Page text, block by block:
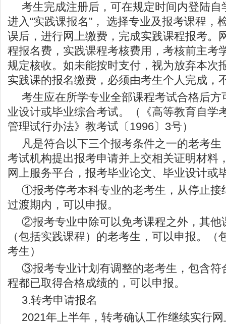
考生完成注册后，可在规定时间内登陆自
进入“实践课报名”， 选择专业及报考课程，
误后，进行网上缴费，完成实践课程报考。
程报名费，实践课程考核费用，考核前主考
规定核收。如未能按时支付，视为放弃本次
实践课的报名缴费，必须由考生个人完成，
考生应在所学专业全部课程考试合格后方
业设计或毕业综合考试。（《高等教育自学
管理试行办法》教考试〔1996〕3号）
凡是符合以下三个报考条件之一的老考
考试机构提出报考申请并上交相关证明材料
网上服务平台，报考毕业论文、毕业设计或
①报考停考本科专业的老考生，从停止接
过渡期内，可以申报。
②报考专业中除可以免考课程之外，其他
（包括实践课程）的老考生，可以申报。（
考生）
③报考专业计划有调整的老考生，包含符
程都已取得合格成绩的，可以申报。
3.转考申请报名
2021年上半年，转考确认工作继续实行